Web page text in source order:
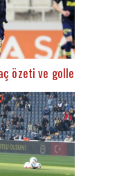
özeti ve golleri (İZLE)